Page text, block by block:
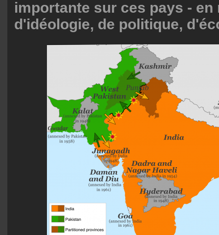
importante sur ces pays - en
d'idéologie, de politique,